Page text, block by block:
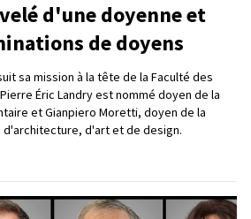
d'une doyenne et
de doyens
sa mission à la tête de la Faculté des
Éric Landry est nommé doyen de la
et Gianpiero Moretti, doyen de la
d'architecture, d'art et de design.